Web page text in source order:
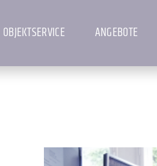
OBJEKTSERVICE ANGEBOTE